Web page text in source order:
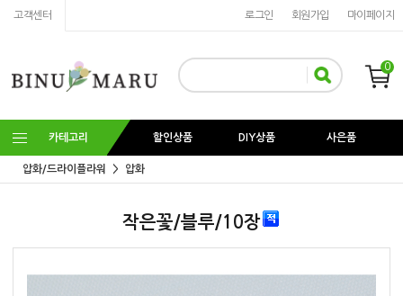
고객센터 마이페이지
회원가입
로그인
0
카테고리 할인상품 DIY상품 사은품
압화/드라이플라워 압화
작은꽃/블루/10장